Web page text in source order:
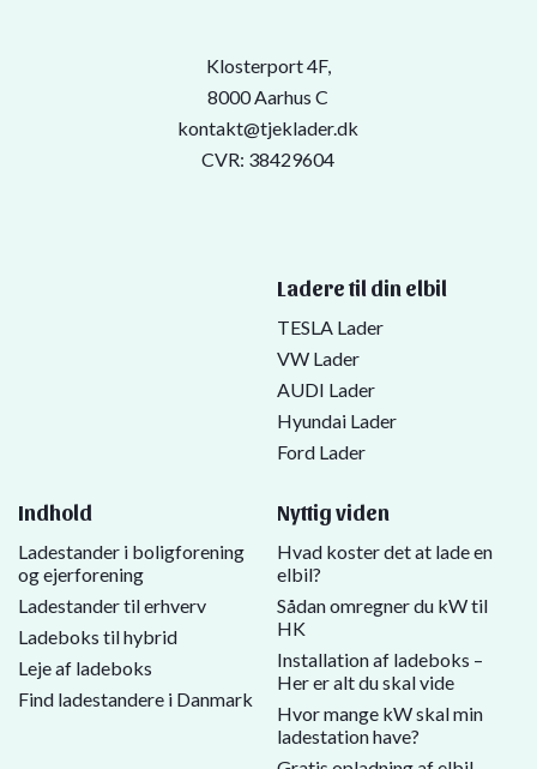
Klosterport 4F,
8000 Aarhus C
kontakt@tjeklader.dk
CVR: 38429604
Ladere til din elbil
TESLA Lader
VW Lader
AUDI Lader
Hyundai Lader
Ford Lader
Indhold
Ladestander i boligforening
og ejerforening
Ladestander til erhverv
Ladeboks til hybrid
Leje af ladeboks
Find ladestandere i Danmark
Nyttig viden
Hvad koster det at lade en
elbil?
Sådan omregner du kW til
HK
Installation af ladeboks –
Her er alt du skal vide
Hvor mange kW skal min
ladestation have?